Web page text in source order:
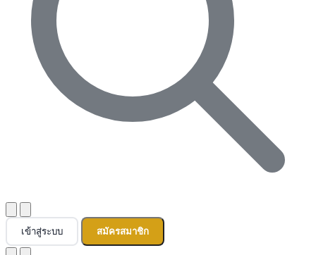
เข้าสู่ระบบ สมัครสมาชิก